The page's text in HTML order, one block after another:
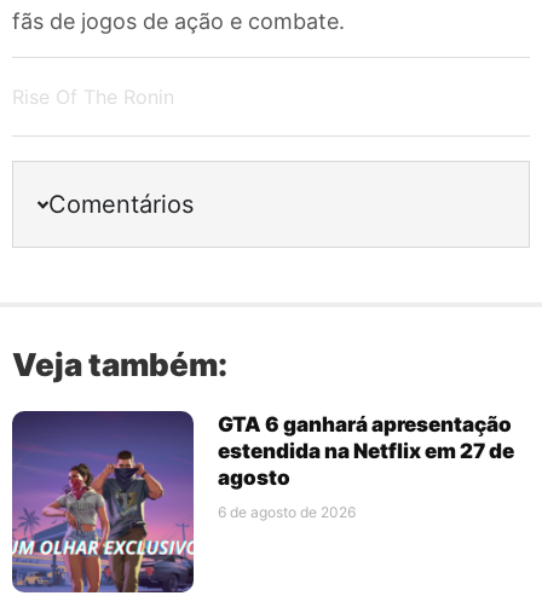
fãs de jogos de ação e combate.
Rise Of The Ronin
Comentários
Veja também:
GTA 6 ganhará apresentação
estendida na Netflix em 27 de
agosto
6 de agosto de 2026